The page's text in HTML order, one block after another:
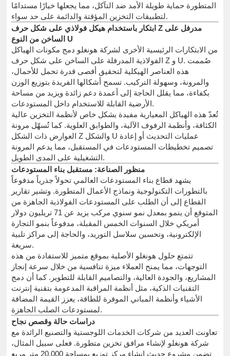
المتطورة حماية طويلة الأمد ضد التآكل، مما يجعلها خيارًا مستدامًا
لتطبيقات التخزين المؤقتة والدائمة على حد سواء.
ابتكار باستخدام هيكل فولاذي على شكل حرف Z مدرفل على
الساخن من النوع U
من الابتكارات الرئيسية الأخرى لشركة هونغلو دمج مكونات الهياكل
الفولاذية المدرفلة على الساخن على شكل حرف Z و U. صُممت
هذه العناصر الهيكلية لتحقيق أقصى قدرة تحمل للأحمال،
والمرونة، وسهولة التركيب. تسمح أشكالها الفريدة بتوزيع الوزن
بكفاءة، مما يقلل الحاجة إلى أعمدة دعم زائدة ويزيد من مساحة
الأرضية القابلة للاستخدام داخل المستودعات.
تُعدّ هذه الهياكل المعيارية مفيدة بشكل خاص لأنظمة التخزين عالية
الكثافة، وأنظمة الرفوف الآلية، والطوابق العلوية. كما تُسهّل مرونة
العوارض ذات الشكل Z والشكل U عمليات التحديث أو إعادة
تصميم تخطيطات المستودعات في المستقبل، مما يدعم المرونة
التشغيلية على المدى الطويل.
منظور الصناعة: مستقبل بناء المستودعات
يشهد قطاع بناء المستودعات العالمي تحولاً جذرياً مدفوعاً
بالتطورات التكنولوجية ونماذج الأعمال المتطورة. وتشير تقارير
القطاع إلى أن الطلب على المستودعات الفولاذية الجاهزة من
المتوقع أن ينمو بمعدل نمو سنوي مركب يزيد عن 71 تريليون دولار
أمريكي خلال السنوات الخمس المقبلة، مدفوعاً بنمو التجارة
الإلكترونية، وتحسين سلاسل التوريد، والحاجة إلى مراكز تلبية
سريعة.
تتمتع حلول هونغلو الأصلية بموقع متميز للاستفادة من هذه
التوجهات، مما يمنح العملاء ميزة تنافسية من خلال سرعة إنجاز
المشاريع، والجودة العالية، والتصاميم القابلة للتطوير. كما أن دمج
التقنيات الذكية، مثل أنظمة المراقبة المدعومة بتقنية إنترنت
الأشياء وأنظمة المباني الموفرة للطاقة، يعزز القيمة المضافة
لمستودعات الصلب الجاهزة.
دراسات حالة وقصص نجاح
تعاونت العديد من شركات الخدمات اللوجستية والتصنيع الرائدة مع
شركة هونغلو لإنشاء مرافق تخزين متطورة. فعلى سبيل المثال،
تضمن مشروع حديث إنشاء مركز توزيع بمساحة 20,000 متر مربع